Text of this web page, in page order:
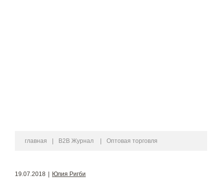
главная B2B Журнал Оптовая торговля
19.07.2018 Юлия Ригби